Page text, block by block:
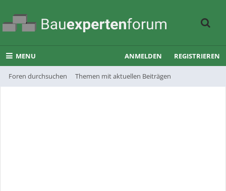
MENU
Foren durchsuchen Themen mit aktuellen Beiträgen
ANMELDEN REGISTRIEREN